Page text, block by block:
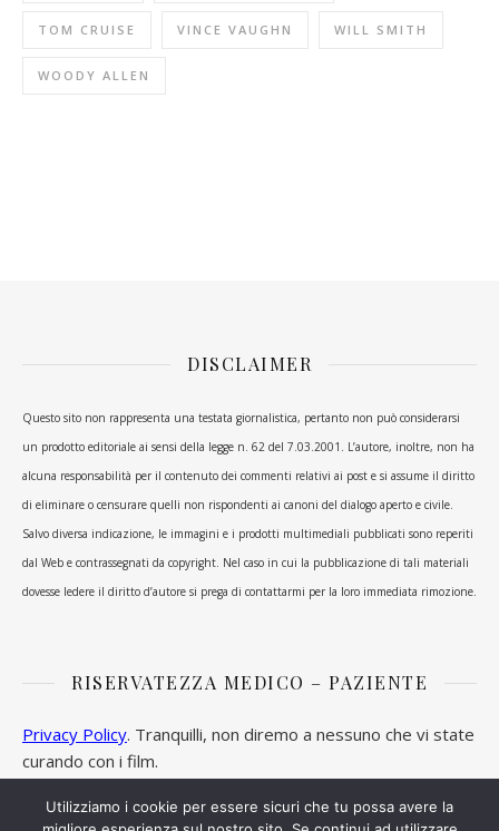
TOM CRUISE VINCE VAUGHN WILL SMITH
WOODY ALLEN
DISCLAIMER
Questo sito non rappresenta una testata giornalistica, pertanto non può considerarsi
un prodotto editoriale ai sensi della legge n. 62 del 7.03.2001. L’autore, inoltre, non ha
alcuna responsabilità per il contenuto dei commenti relativi ai post e si assume il diritto
di eliminare o censurare quelli non rispondenti ai canoni del dialogo aperto e civile.
Salvo diversa indicazione, le immagini e i prodotti multimediali pubblicati sono reperiti
dal Web e contrassegnati da copyright. Nel caso in cui la pubblicazione di tali materiali
dovesse ledere il diritto d’autore si prega di contattarmi per la loro immediata rimozione.
RISERVATEZZA MEDICO – PAZIENTE
Privacy Policy. Tranquilli, non diremo a nessuno che vi state
curando con i film.
Utilizziamo i cookie per essere sicuri che tu possa avere la